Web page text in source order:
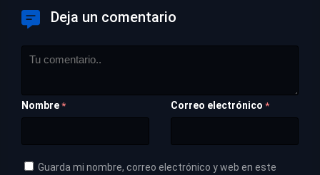
Deja un comentario
Nombre * Correo electrónico *
Guarda mi nombre, correo electrónico y web en este